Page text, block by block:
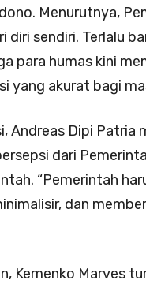
Menurutnya,
diri sendiri. Terlalu
para humas kini
yang akurat bagi
Andreas Dipi Patria
dari
“Pemerintah
dan
Kemenko Marves